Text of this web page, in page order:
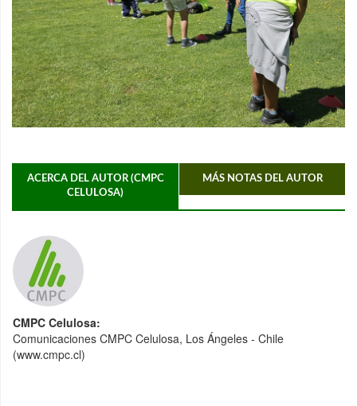
ACERCA DEL AUTOR (CMPC
CELULOSA)
MÁS NOTAS DEL AUTOR
CMPC Celulosa:
Comunicaciones CMPC Celulosa, Los Ángeles - Chile
(www.cmpc.cl)